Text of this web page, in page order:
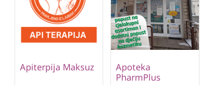
Apiterpija Maksuz
Apoteka
PharmPlus